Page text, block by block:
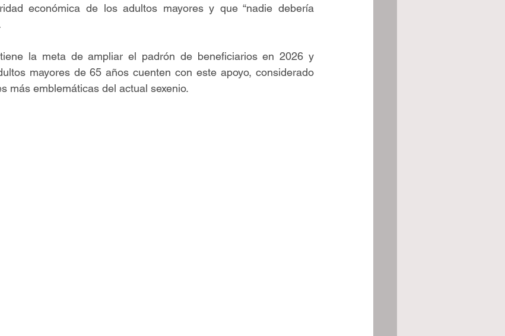
económica de los adultos mayores y que “nadie debería
la meta de ampliar el padrón de beneficiarios en 2026 y
mayores de 65 años cuenten con este apoyo, considerado
más emblemáticas del actual sexenio.